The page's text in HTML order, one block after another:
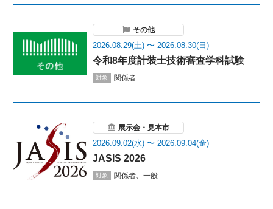
その他
2026.08.29(土) 〜 2026.08.30(日)
令和8年度計装士技術審査学科試験
対象 関係者
展示会・見本市
2026.09.02(水) 〜 2026.09.04(金)
JASIS 2026
対象 関係者、一般